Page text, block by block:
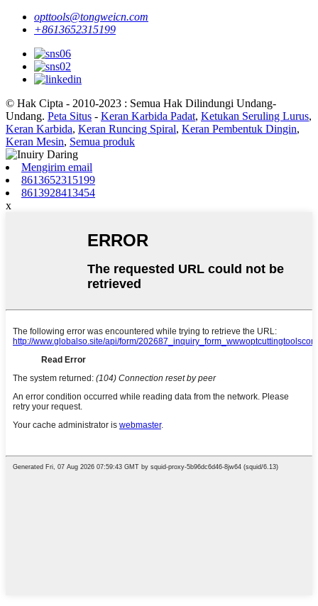
opttools@tongweicn.com
+8613652315199
© Hak Cipta - 2010-2023 : Semua Hak Dilindungi Undang-
Undang. Peta Situs - Keran Karbida Padat, Ketukan Seruling Lurus,
Keran Karbida, Keran Runcing Spiral, Keran Pembentuk Dingin,
Keran Mesin, Semua produk
Mengirim email
8613652315199
8613928413454
x